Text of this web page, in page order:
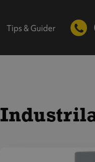
Tips & Guider